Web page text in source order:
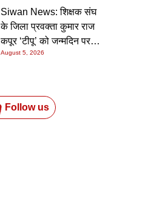
की गारंटी
Siwan News: शिक्षक संघ
के जिला प्रवक्ता कुमार राज
कपूर ‘टीपू’ को जन्मदिन पर
मिली शुभकामनाओं की सौगात
August 5, 2026
Follow us